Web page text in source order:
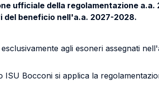
ufficiale della regolamentazione
del beneficio nell'a.a. 2027-2028.
agli esoneri assegnati
Bocconi si applica la